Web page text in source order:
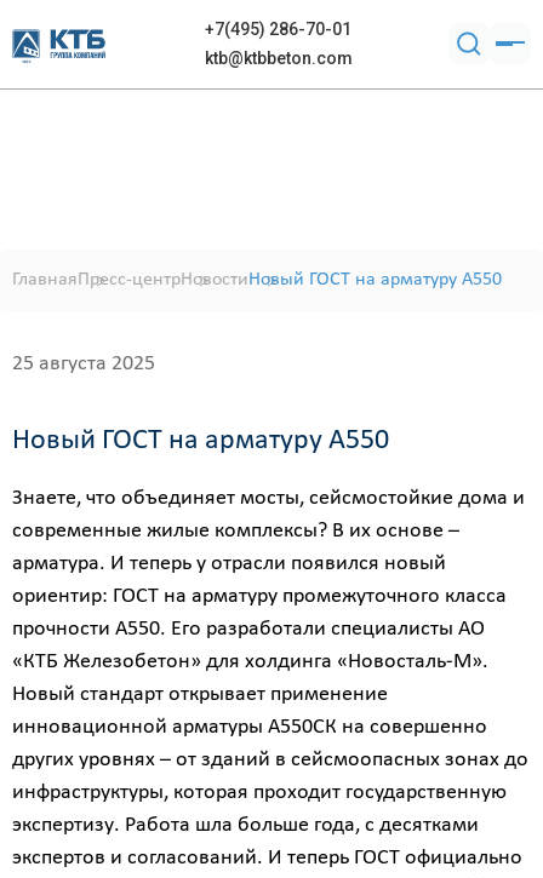
+7(495) 286-70-01
ktb@ktbbeton.com
ГлавнаяПресс-центрНовостиНовый ГОСТ на арматуру А550
25 августа 2025
Новый ГОСТ на арматуру А550
Знаете, что объединяет мосты, сейсмостойкие дома и
современные жилые комплексы? В их основе –
арматура. И теперь у отрасли появился новый
ориентир: ГОСТ на арматуру промежуточного класса
прочности А550. Его разработали специалисты АО
«КТБ Железобетон» для холдинга «Новосталь-М».
Новый стандарт открывает применение
инновационной арматуры А550СК на совершенно
других уровнях – от зданий в сейсмоопасных зонах до
инфраструктуры, которая проходит государственную
экспертизу. Работа шла больше года, с десятками
экспертов и согласований. И теперь ГОСТ официально